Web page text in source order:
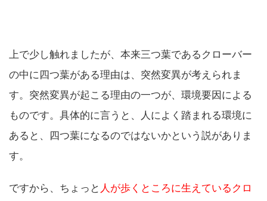
上で少し触れましたが、本来三つ葉であるクローバー
の中に四つ葉がある理由は、突然変異が考えられま
す。突然変異が起こる理由の一つが、環境要因による
ものです。具体的に言うと、人によく踏まれる環境に
あると、四つ葉になるのではないかという説がありま
す。
ですから、ちょっと 人が歩くところに生えているクロ